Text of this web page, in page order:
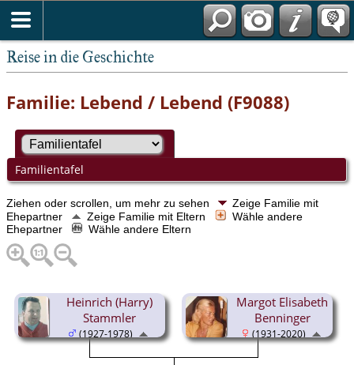
Reise in die Geschichte
Familie: Lebend / Lebend (F9088)
Familientafel
Ziehen oder scrollen, um mehr zu sehen
Zeige Familie mit
Ehepartner
Zeige Familie mit Eltern
Wähle andere
Ehepartner
Wähle andere Eltern
Heinrich (Harry)
Stammler
(1927-1978)
Margot Elisabeth
Benninger
(1931-2020)